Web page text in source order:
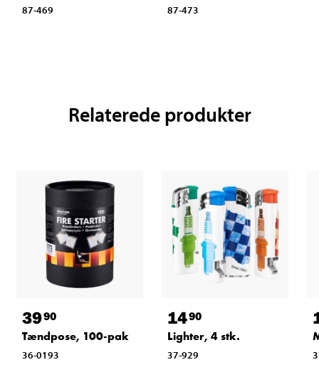
87-469 87-473
Relaterede produkter
3990
Tændpose, 100-pak
36-0193
1490
Lighter, 4 stk.
37-929